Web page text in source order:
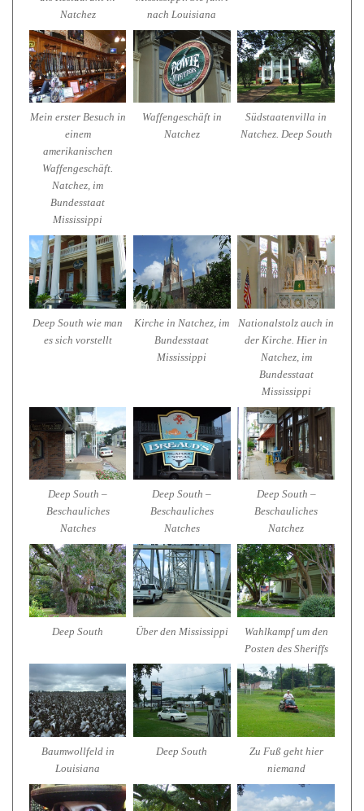
Natchez
nach Louisiana
Mein erster Besuch in
einem
amerikanischen
Waffengeschäft.
Natchez, im
Bundesstaat
Mississippi
Waffengeschäft in
Natchez
Südstaatenvilla in
Natchez. Deep South
Deep South wie man
es sich vorstellt
Kirche in Natchez, im
Bundesstaat
Mississippi
Nationalstolz auch in
der Kirche. Hier in
Natchez, im
Bundesstaat
Mississippi
Deep South –
Beschauliches
Natches
Deep South –
Beschauliches
Natches
Deep South –
Beschauliches
Natchez
Deep South Über den Mississippi
Wahlkampf um den
Posten des Sheriffs
Baumwollfeld in
Louisiana
Deep South
Zu Fuß geht hier
niemand